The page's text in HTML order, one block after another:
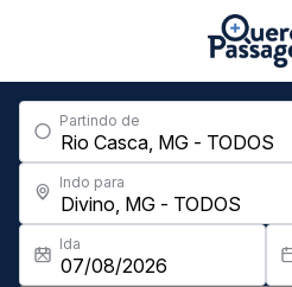
Partindo de
Indo para
Ida